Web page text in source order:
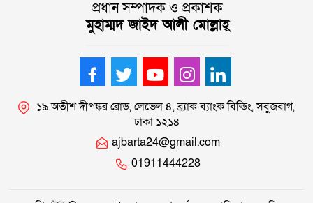
প্রধান সম্পাদক ও প্রকাশক
মুহাম্মদ জাইদ আলী মোল্লাহ্
১৯ অতীশ দীপঙ্কর রোড, লেভেল ৪, ব্র্যাক ব্যাংক বিল্ডিং, সবুজবাগ,
ঢাকা ১২১৪
ajbarta24@gmail.com
01911444228